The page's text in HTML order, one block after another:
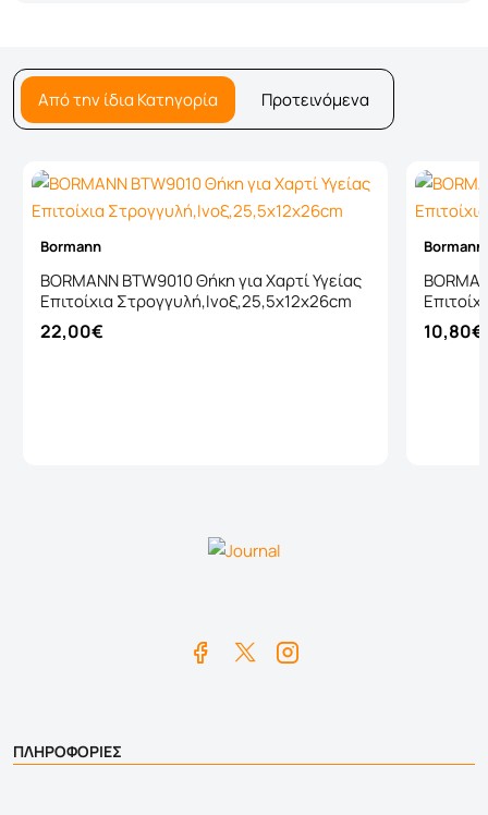
Από την ίδια Κατηγορία Προτεινόμενα
Bormann
BORMANN BTW9010 Θήκη για Χαρτί Υγείας
Επιτοίχια Στρογγυλή,Ινοξ,25,5x12x26cm
22,00€
Bormann
10,80€
ΠΛΗΡΟΦΟΡΙΕΣ